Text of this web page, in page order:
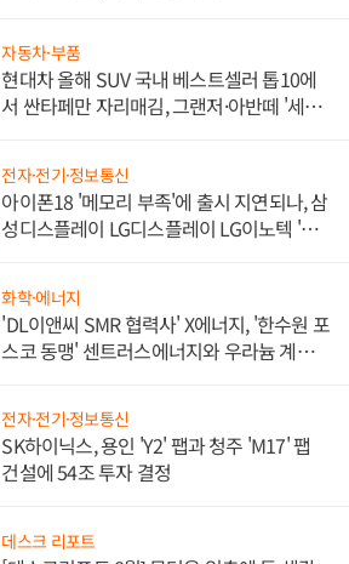
자동차·부품
현대차 올해 SUV 국내 베스트셀러 톱10에
서 싼타페만 자리매김, 그랜저·아반떼 '세단
전자·전기·정보통신
아이폰18 '메모리 부족'에 출시 지연되나, 삼
성디스플레이 LG디스플레이 LG이노텍 '탈
화학·에너지
'DL이앤씨 SMR 협력사' X에너지, '한수원 포
스코 동맹' 센트러스에너지와 우라늄 계약
전자·전기·정보통신
SK하이닉스, 용인 'Y2' 팹과 청주 'M17' 팹
건설에 54조 투자 결정
데스크 리포트